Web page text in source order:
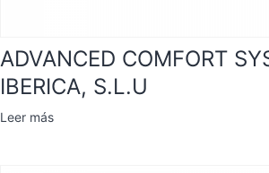
ADVANCED COMFORT
IBERICA, S.L.U
Leer más